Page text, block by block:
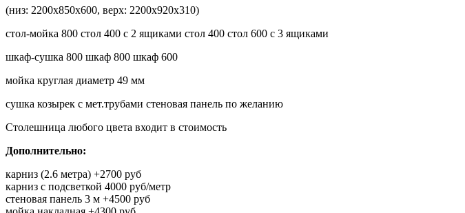
(низ: 2200х850х600, верх: 2200х920х310)
стол-мойка 800 стол 400 с 2 ящиками стол 400 стол 600 с 3 ящиками
шкаф-сушка 800 шкаф 800 шкаф 600
мойка круглая диаметр 49 мм
сушка козырек с мет.трубами стеновая панель по желанию
Столешница любого цвета входит в стоимость
Дополнительно:
карниз (2.6 метра) +2700 руб
карниз с подсветкой 4000 руб/метр
стеновая панель 3 м +4500 руб